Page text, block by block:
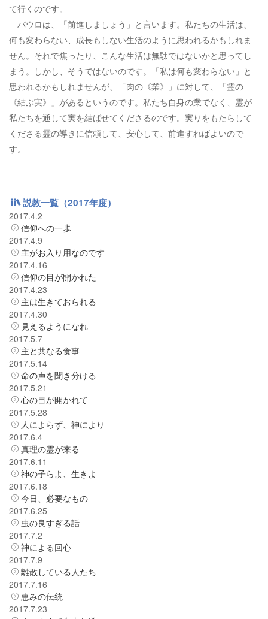
て行くのです。
パウロは、「前進しましょう」と言います。私たちの生活は、
何も変わらない、成長もしない生活のように思われるかもしれま
せん。それで焦ったり、こんな生活は無駄ではないかと思ってし
まう。しかし、そうではないのです。「私は何も変わらない」と
思われるかもしれませんが、「肉の《業》」に対して、「霊の
《結ぶ実》」があるというのです。私たち自身の業でなく、霊が
私たちを通して実を結ばせてくださるのです。実りをもたらして
くださる霊の導きに信頼して、安心して、前進すればよいので
す。
説教一覧（2017年度）
2017.4.2
信仰への一歩
2017.4.9
主がお入り用なのです
2017.4.16
信仰の目が開かれた
2017.4.23
主は生きておられる
2017.4.30
見えるようになれ
2017.5.7
主と共なる食事
2017.5.14
命の声を聞き分ける
2017.5.21
心の目が開かれて
2017.5.28
人によらず、神により
2017.6.4
真理の霊が来る
2017.6.11
神の子らよ、生きよ
2017.6.18
今日、必要なもの
2017.6.25
虫の良すぎる話
2017.7.2
神による回心
2017.7.9
離散している人たち
2017.7.16
恵みの伝統
2017.7.23